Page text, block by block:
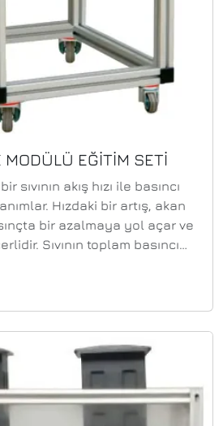
MODÜLÜ EĞİTİM SETİ
akış hızı ile basıncı
Hızdaki bir artış, akan
bir azalmaya yol açar ve
Sıvının toplam basıncı
da bilinir.Hidrolik tank ile
tasarlanmıştır. Deney
bir Pitot tüpü içeren bir
Pitot tüpü, eksenel olarak yer
nozulunun içinde bulunur. Pitot
nozulun şeffaf ön
nozulu, statik